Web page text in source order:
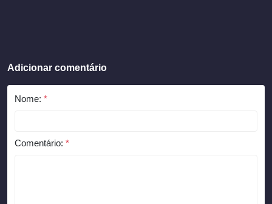
Adicionar comentário
Nome: *
Comentário: *